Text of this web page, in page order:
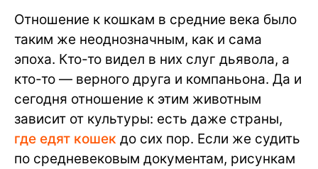
Отношение к кошкам в средние века было
таким же неоднозначным, как и сама
эпоха. Кто-то видел в них слуг дьявола, а
кто-то — верного друга и компаньона. Да и
сегодня отношение к этим животным
зависит от культуры: есть даже страны,
где едят кошек до сих пор. Если же судить
по средневековым документам, рисункам